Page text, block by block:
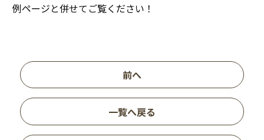
例ページと併せてご覧ください！
前へ
一覧へ戻る